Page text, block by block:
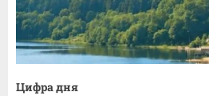
Цифра дня